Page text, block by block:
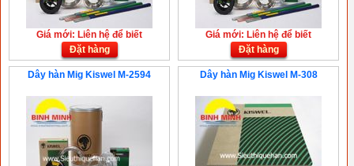
Giá mới: Liên hệ để biết
Đặt hàng
Giá mới: Liên hệ để biết
Đặt hàng
Dây hàn Mig Kiswel M-2594 Dây hàn Mig Kiswel M-308